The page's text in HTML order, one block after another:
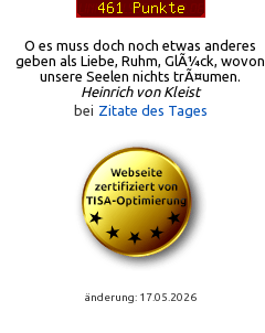
O es muss doch noch etwas anderes
geben als Liebe, Ruhm, GlÃ¼ck, wovon
unsere Seelen nichts trÃ¤umen.
Heinrich von Kleist
bei Zitate des Tages
änderung: 17.05.2026